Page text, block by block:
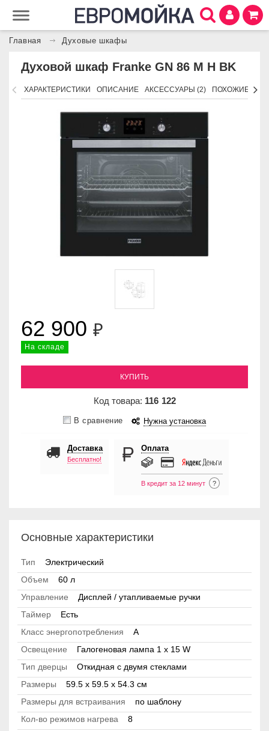
Главная Духовые шкафы
Духовой шкаф Franke GN 86 M H BK
ХАРАКТЕРИСТИКИ ОПИСАНИЕ АКСЕССУАРЫ (2) ПОХОЖИЕ
62 900 ₽
На складе
КУПИТЬ
Код товара: 116 122
В сравнение Нужна установка
Доставка
Бесплатно!
Оплата
В кредит за 12 минут ?
Основные характеристики
Тип
Электрический
Объем
60 л
Управление
Дисплей / утапливаемые ручки
Таймер
Есть
Класс энергопотребления
А
Освещение
Галогеновая лампа 1 х 15 W
Тип дверцы
Откидная с двумя стеклами
Размеры
59.5 х 59.5 x 54.3 см
Размеры для встраивания
по шаблону
Кол-во режимов нагрева
8